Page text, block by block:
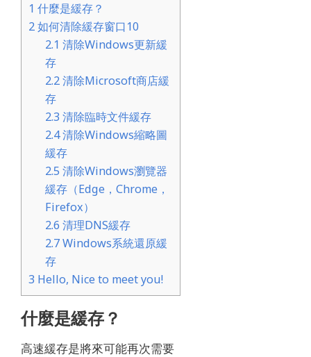
1 什麼是緩存？
2如何清除緩存窗口10
2.1 清除Windows更新緩
存
2.2清除Microsoft商店緩
存
2.3 清除臨時文件緩存
2.4清除Windows縮略圖
緩存
2.5 清除Windows瀏覽器
緩存（Edge，Chrome，
Firefox）
2.6 清理DNS緩存
2.7Windows系統還原緩
存
3 Hello, Nice to meet you!
什麼是緩存？
高速緩存是將來可能再次需要